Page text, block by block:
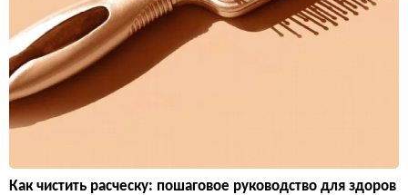
Как чистить расческу: пошаговое руководство для здоров